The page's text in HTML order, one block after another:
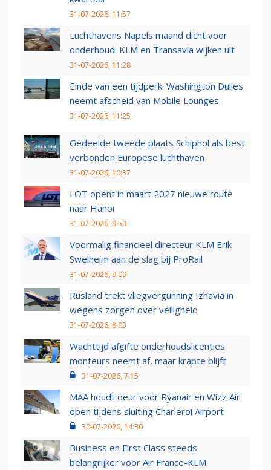
31-07-2026, 11:57
Luchthavens Napels maand dicht voor
onderhoud: KLM en Transavia wijken uit
31-07-2026, 11:28
Einde van een tijdperk: Washington Dulles
neemt afscheid van Mobile Lounges
31-07-2026, 11:25
Gedeelde tweede plaats Schiphol als best
verbonden Europese luchthaven
31-07-2026, 10:37
LOT opent in maart 2027 nieuwe route
naar Hanoi
31-07-2026, 9:59
Voormalig financieel directeur KLM Erik
Swelheim aan de slag bij ProRail
31-07-2026, 9:09
Rusland trekt vliegvergunning Izhavia in
wegens zorgen over veiligheid
31-07-2026, 8:03
Wachttijd afgifte onderhoudslicenties
monteurs neemt af, maar krapte blijft
31-07-2026, 7:15
MAA houdt deur voor Ryanair en Wizz Air
open tijdens sluiting Charleroi Airport
30-07-2026, 14:30
Business en First Class steeds
belangrijker voor Air France-KLM: